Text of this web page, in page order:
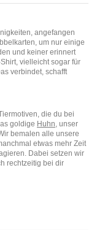
angefangen
um nur einige
und keiner erinnert
vielleicht sogar für
verbindet, schafft
die du bei
goldige Huhn, unser
bemalen alle unsere
etwas mehr Zeit
Dabei setzen wir
rechtzeitig bei dir